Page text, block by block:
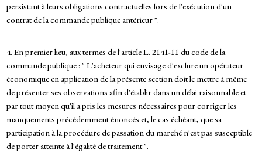
persistant à leurs obligations contractuelles lors de l'exécution d'un
contrat de la commande publique antérieur ".
4. En premier lieu, aux termes de l'article L. 2141-11 du code de la
commande publique : " L'acheteur qui envisage d'exclure un opérateur
économique en application de la présente section doit le mettre à même
de présenter ses observations afin d'établir dans un délai raisonnable et
par tout moyen qu'il a pris les mesures nécessaires pour corriger les
manquements précédemment énoncés et, le cas échéant, que sa
participation à la procédure de passation du marché n'est pas susceptible
de porter atteinte à l'égalité de traitement ".